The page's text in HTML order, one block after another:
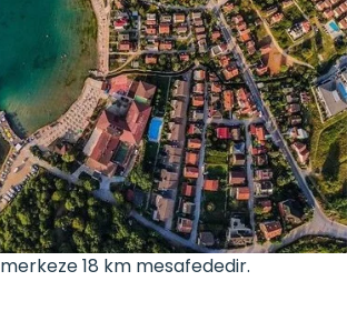
18 km mesafededir.